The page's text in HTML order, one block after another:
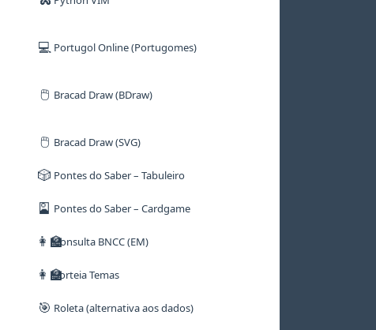
💻 Portugol Online (Portugomes)
🖱️ Bracad Draw (BDraw)
🖱️ Bracad Draw (SVG)
🎲 Pontes do Saber – Tabuleiro
🎴 Pontes do Saber – Cardgame
👩‍🏫Consulta BNCC (EM)
👩‍🏫Sorteia Temas
🎯 Roleta (alternativa aos dados)